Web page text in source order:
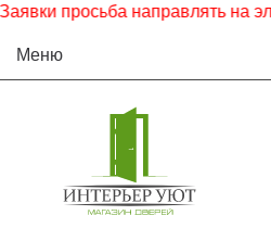
просьба направлять на
Меню